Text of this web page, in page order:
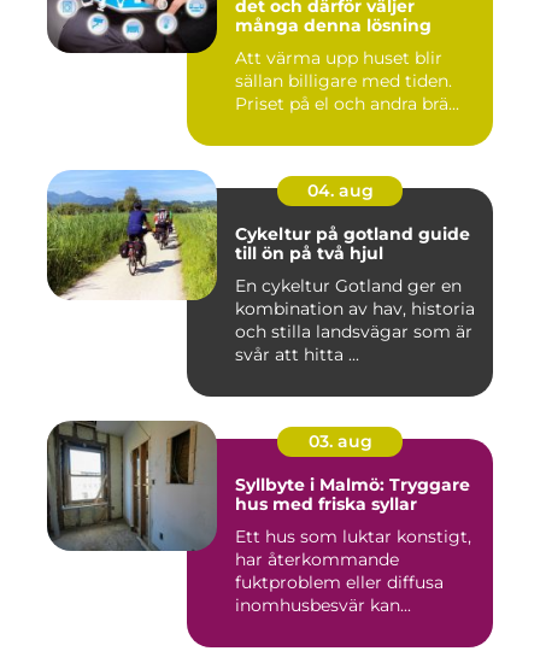
det och därför väljer
många denna lösning
Att värma upp huset blir
sällan billigare med tiden.
Priset på el och andra brä...
04. aug
Cykeltur på gotland guide
till ön på två hjul
En cykeltur Gotland ger en
kombination av hav, historia
och stilla landsvägar som är
svår att hitta ...
03. aug
Syllbyte i Malmö: Tryggare
hus med friska syllar
Ett hus som luktar konstigt,
har återkommande
fuktproblem eller diffusa
inomhusbesvär kan...